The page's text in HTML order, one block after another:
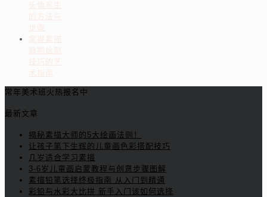
头像写生
的方法与
步骤
掌握素描
静物绘制
技巧的艺
术指南
常年美术班火热报名中
最新文章
揭秘素描大师的5大绘画法则！
让孩子笔下生辉的儿童画色彩搭配技巧
几岁适合学习素描
3-6岁儿童画启蒙教程与创意步骤图解
素描铅笔选择终极指南 从入门到精通
彩铅与水彩大比拼 新手入门该如何选择